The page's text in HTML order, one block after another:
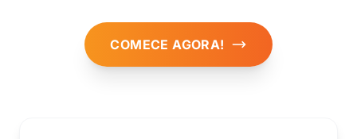
COMECE AGORA!